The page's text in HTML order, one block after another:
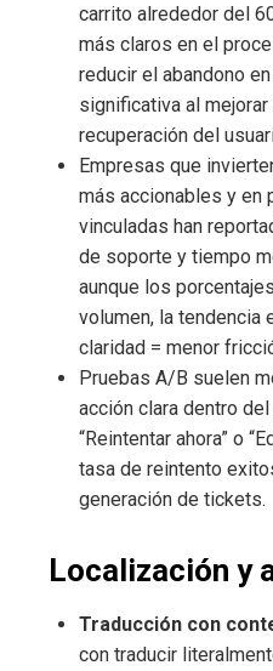
carrito alrededor del
más claros en el
reducir el abandono
significativa al
recuperación del
Empresas que
más accionables y en
vinculadas han
de soporte y tiempo
aunque los
volumen, la tendencia
claridad = menor
Pruebas A/B suelen
acción clara dentro
“Reintentar ahora” o
tasa de reintento
generación de tickets.
Localización y
Traducción con
con traducir